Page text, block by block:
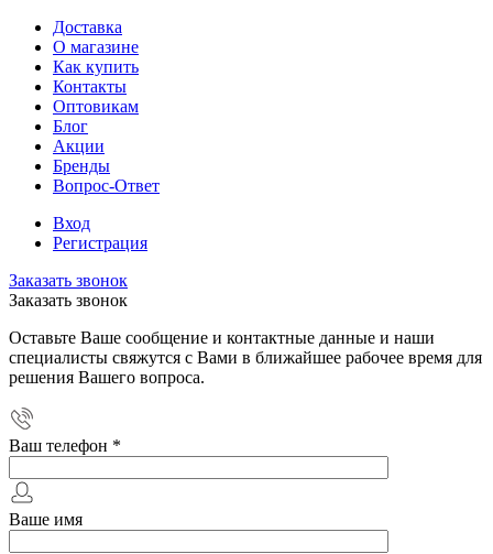
Доставка
О магазине
Как купить
Контакты
Оптовикам
Блог
Акции
Бренды
Вопрос-Ответ
Вход
Регистрация
Заказать звонок
Заказать звонок
Оставьте Ваше сообщение и контактные данные и наши
специалисты свяжутся с Вами в ближайшее рабочее время для
решения Вашего вопроса.
Ваш телефон *
Ваше имя